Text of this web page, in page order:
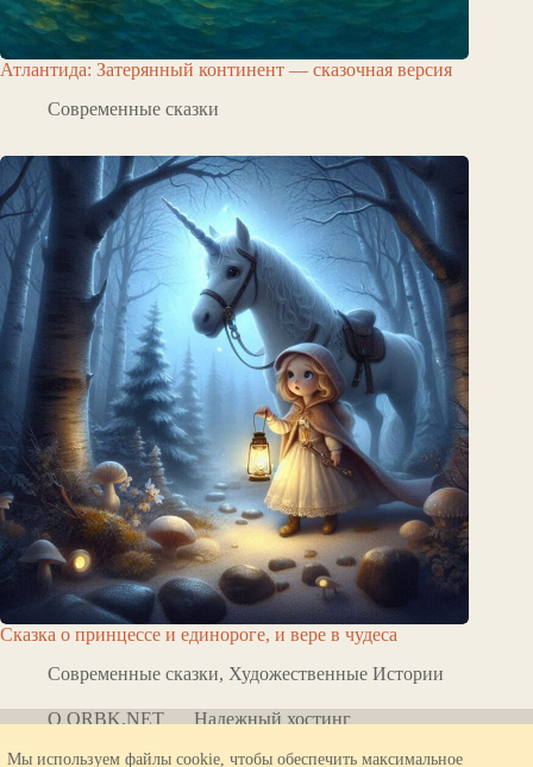
Мы используем файлы cookie, чтобы обеспечить максимальное
Атлантида: Затерянный континент — сказочная версия
Современные сказки
Сказка о принцессе и единороге, и вере в чудеса
Современные сказки, Художественные Истории
О ORBK.NET
Надежный хостинг
Все права защищены © 2026 - ORBK.NET. Вся